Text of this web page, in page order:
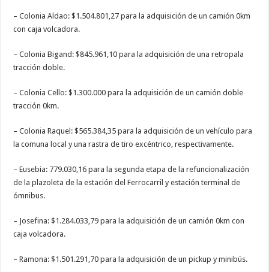
– Colonia Aldao: $1.504.801,27 para la adquisición de un camión 0km
con caja volcadora.
– Colonia Bigand: $845.961,10 para la adquisición de una retropala
tracción doble.
– Colonia Cello: $1.300.000 para la adquisición de un camión doble
tracción 0km.
– Colonia Raquel: $565.384,35 para la adquisición de un vehículo para
la comuna local y una rastra de tiro excéntrico, respectivamente.
– Eusebia: 779.030,16 para la segunda etapa de la refuncionalización
de la plazoleta de la estación del Ferrocarril y estación terminal de
ómnibus.
– Josefina: $1.284.033,79 para la adquisición de un camión 0km con
caja volcadora.
– Ramona: $1.501.291,70 para la adquisición de un pickup y minibús.